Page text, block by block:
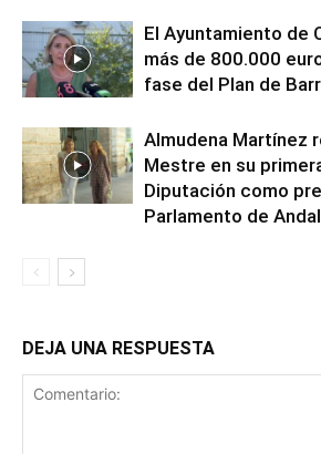
El Ayuntamiento de
más de 800.000
fase del Plan de
Almudena Martínez
Mestre en su
Diputación como
Parlamento de
DEJA UNA RESPUESTA